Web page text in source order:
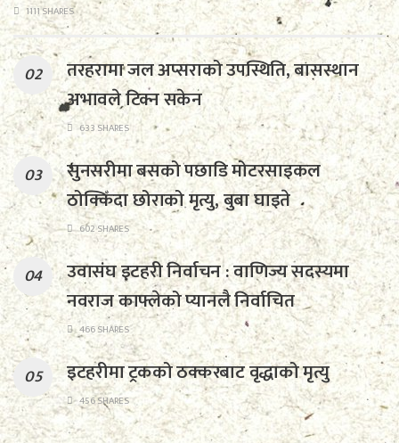
1111 SHARES
तरहरामा जल अप्सराको उपस्थिति, बासस्थान
अभावले टिक्न सकेन
633 SHARES
सुनसरीमा बसको पछाडि मोटरसाइकल
ठोक्किँदा छोराको मृत्यु, बुबा घाइते
602 SHARES
उवासंघ इटहरी निर्वाचन : वाणिज्य सदस्यमा
नवराज काफ्लेको प्यानलै निर्वाचित
466 SHARES
इटहरीमा ट्रकको ठक्करबाट वृद्धाको मृत्यु
456 SHARES